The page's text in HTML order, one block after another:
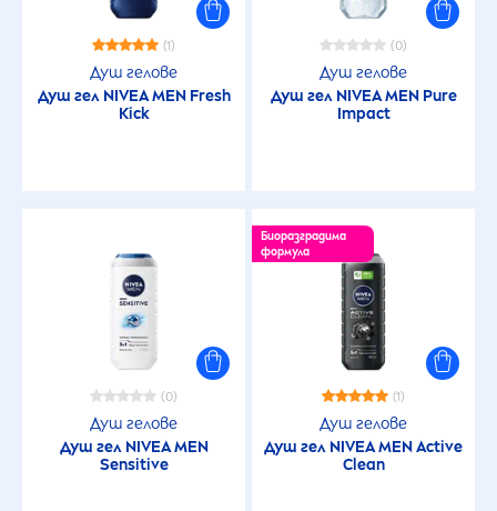
(1)
Душ гелове
Душ гел NIVEA MEN Fresh
Kick
(0)
Душ гелове
Душ гел NIVEA MEN Pure
Impact
(0)
Душ гелове
Душ гел NIVEA MEN
Sensitive
Биоразградима
формула
(1)
Душ гелове
Душ гел NIVEAMENActive
Clean